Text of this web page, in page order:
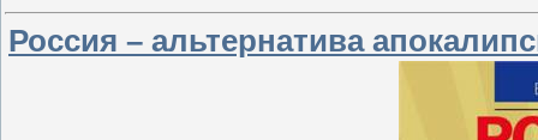
Россия – альтернатива